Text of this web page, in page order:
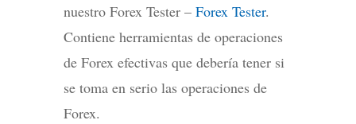
nuestro Forex Tester – Forex Tester.
Contiene herramientas de operaciones
de Forex efectivas que debería tener si
se toma en serio las operaciones de
Forex.